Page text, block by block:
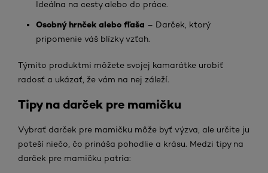
Ideálna na cesty alebo do práce.
Osobný hrnček alebo fľaša – Darček, ktorý
pripomenie váš blízky vzťah.
Týmito produktmi môžete svojej kamarátke urobiť
radosť a ukázať, že vám na nej záleží.
Tipy na darček pre mamičku
Vybrať darček pre mamičku môže byť výzva, ale určite ju
poteší niečo, čo prináša pohodlie a krásu. Medzi tipy na
darček pre mamičku patria: